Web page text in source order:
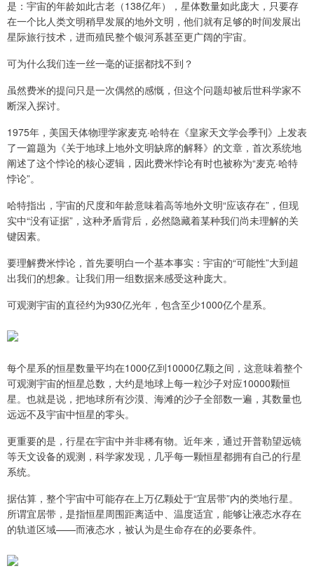
是：宇宙的年龄如此古老（138亿年），星体数量如此庞大，只要存
在一个比人类文明稍早发展的地外文明，他们就有足够的时间发展出
星际旅行技术，进而殖民整个银河系甚至更广阔的宇宙。
可为什么我们连一丝一毫的证据都找不到？
虽然费米的提问只是一次偶然的感慨，但这个问题却被后世科学家不
断深入探讨。
1975年，美国天体物理学家麦克·哈特在《皇家天文学会季刊》上发表
了一篇题为《关于地球上地外文明缺席的解释》的文章，首次系统地
阐述了这个悖论的核心逻辑，因此费米悖论有时也被称为“麦克·哈特
悖论”。
哈特指出，宇宙的尺度和年龄意味着高等地外文明“应该存在”，但现
实中“没有证据”，这种矛盾背后，必然隐藏着某种我们尚未理解的关
键因素。
要理解费米悖论，首先要明白一个基本事实：宇宙的“可能性”大到超
出我们的想象。让我们用一组数据来感受这种庞大。
可观测宇宙的直径约为930亿光年，包含至少1000亿个星系。
每个星系的恒星数量平均在1000亿到10000亿颗之间，这意味着整个
可观测宇宙的恒星总数，大约是地球上每一粒沙子对应10000颗恒
星。也就是说，把地球所有沙漠、海滩的沙子全部数一遍，其数量也
远远不及宇宙中恒星的零头。
更重要的是，行星在宇宙中并非稀有物。近年来，通过开普勒望远镜
等天文设备的观测，科学家发现，几乎每一颗恒星都拥有自己的行星
系统。
据估算，整个宇宙中可能存在上万亿颗处于“宜居带”内的类地行星。
所谓宜居带，是指恒星周围距离适中、温度适宜，能够让液态水存在
的轨道区域——而液态水，被认为是生命存在的必要条件。